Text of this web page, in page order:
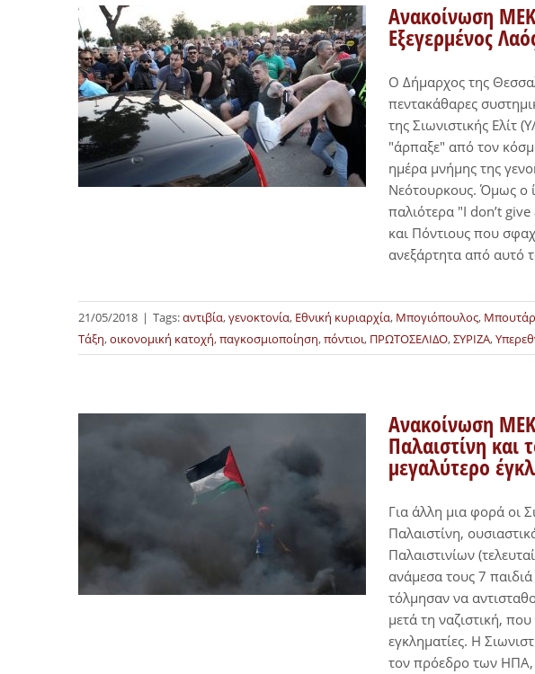
Ανακοίνωση
Εξεγερμένος
Ο Δήμαρχος της
πεντακάθαρες
της Σιωνιστικής Ελίτ
"άρπαξε" από τον
ημέρα μνήμης της
Νεότουρκους. Όμως ο
παλιότερα "I don’t
και Πόντιους που
ανεξάρτητα από αυτό
21/05/2018 | Tags:αντιβία,γενοκτονία, Εθνική κυριαρχία, Μπογιόπουλος,
Τάξη,οικονομική κατοχή,παγκοσμιοποίηση,πόντιοι, ΠΡΩΤΟΣΕΛΙΔΟ,ΣΥΡΙΖΑ,
Ανακοίνωση
Παλαιστίνη και
μεγαλύτερο
Για άλλη μια φορά οι
Παλαιστίνη,
Παλαιστινίων
ανάμεσα τους 7
τόλμησαν να
μετά τη ναζιστική,
εγκληματίες. Η
τον πρόεδρο των ΗΠΑ,